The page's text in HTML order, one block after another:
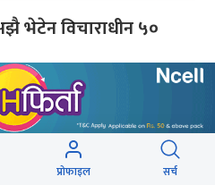
भेटेन विचाराधीन ५०
प्रोफाइल सर्च